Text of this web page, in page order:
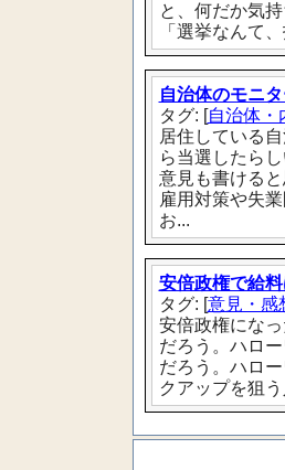
と、何だか気
「選挙なんて
自治体のモニ
タグ: [自治体・
居住している
ら当選したら
意見も書けると
雇用対策や失
お...
安倍政権で給
タグ: [意見・感
安倍政権にな
だろう。ハロ
だろう。ハロ
クアップを狙